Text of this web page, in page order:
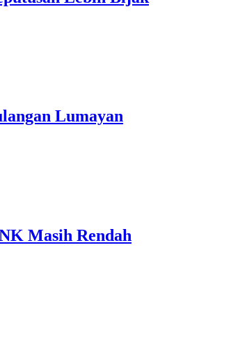
Lumayan
Masih Rendah